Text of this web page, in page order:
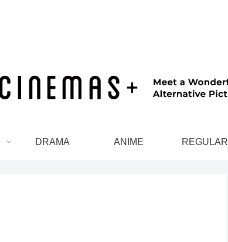
DRAMA ANIME REGULAR